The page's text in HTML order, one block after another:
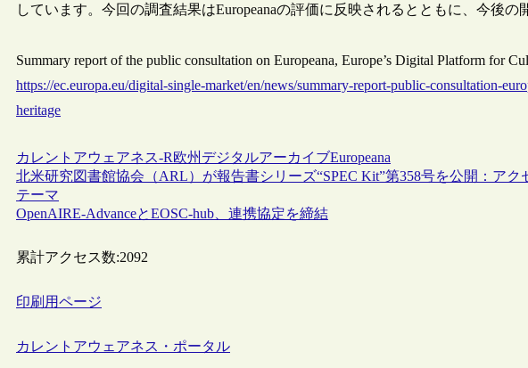
しています。今回の調査結果はEuropeanaの評価に反映されるとともに、今後の
Summary report of the public consultation on Europeana, Europe’s Digital Platform for
https://ec.europa.eu/digital-single-market/en/news/summary-report-public-consultation-
heritage
カレントアウェアネス-R欧州 デジタルアーカイブEuropeana
北米研究図書館協会（ARL）が報告書シリーズ“SPEC Kit”第358号を公開：ア
テーマ
OpenAIRE-AdvanceとEOSC-hub、連携協定を締結
累計アクセス数:2092
印刷用ページ
カレントアウェアネス・ポータル